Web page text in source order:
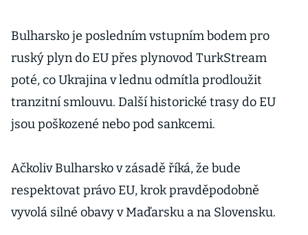
Bulharsko je posledním vstupním bodem pro
ruský plyn do EU přes plynovod TurkStream
poté, co Ukrajina v lednu odmítla prodloužit
tranzitní smlouvu. Další historické trasy do EU
jsou poškozené nebo pod sankcemi.
Ačkoliv Bulharsko v zásadě říká, že bude
respektovat právo EU, krok pravděpodobně
vyvolá silné obavy v Maďarsku a na Slovensku.